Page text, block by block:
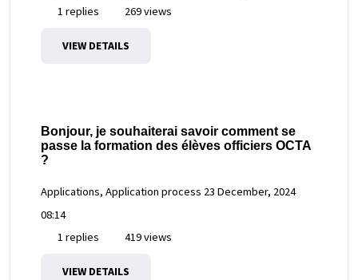
1 replies
269 views
VIEW DETAILS
Bonjour, je souhaiterai savoir comment se
passe la formation des élèves officiers OCTA
?
Applications, Application process 23 December, 2024
08:14
1 replies
419 views
VIEW DETAILS